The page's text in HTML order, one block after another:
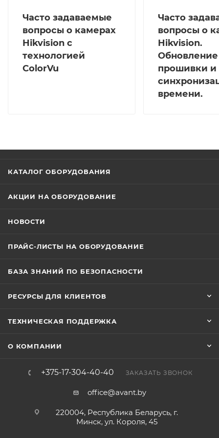
Часто задаваемые
вопросы о камерах
Hikvision с
технологией
ColorVu
Часто
вопросы о
Hikvision.
Обновление
прошивки и
времени.
КАТАЛОГ ОБОРУДОВАНИЯ
АКЦИИ НА ОБОРУДОВАНИЕ
НОВОСТИ
ПРАЙС-ЛИСТЫ НА ОБОРУДОВАНИЕ
БАЗА ЗНАНИЙ ПО БЕЗОПАСНОСТИ
РЕСУРСЫ ДЛЯ КЛИЕНТОВ
ТЕХНИЧЕСКАЯ ПОДДЕРЖКА
О КОМПАНИИ
+375-17-304-40-40 ЗАКАЗАТЬ ЗВОНОК
office@avant.by
220004, Республика Беларусь, г.
Минск, ул. Короля, 45